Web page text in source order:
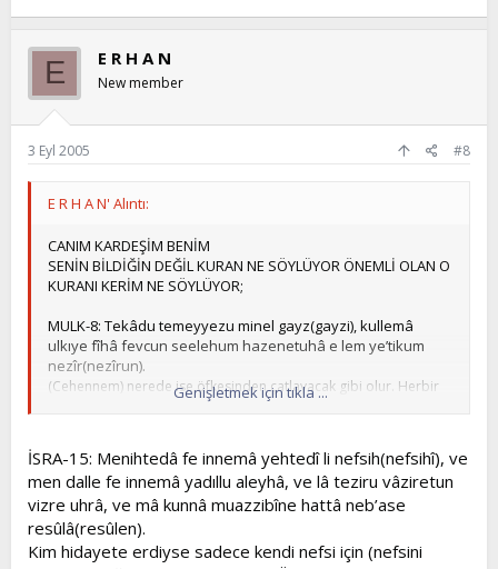
E E R H A N
New member
3 Eyl 2005 #8
E R H A N' Alıntı:
CANIM KARDEŞİM BENİM
SENİN BİLDİĞİN DEĞİL KURAN NE SÖYLÜYOR ÖNEMLİ OLAN O
KURANI KERİM NE SÖYLÜYOR;
MULK-8: Tekâdu temeyyezu minel gayz(gayzi), kullemâ
ulkıye fîhâ fevcun seelehum hazenetuhâ e lem ye’tikum
nezîr(nezîrun).
(Cehennem) nerede ise öfkesinden çatlayacak gibi olur. Herbir
grup oraya (cehenneme) atıldığında, cehennem bekçileri
HİÇ KİMSE YOKTUR Kİ TEBLİĞE MUHATAB OLMASIN DA
CEHENNEME GİTSİN
Genişletmek için tıkla ...
İSRA-15: Menihtedâ fe innemâ yehtedî li nefsih(nefsihî), ve
men dalle fe innemâ yadıllu aleyhâ, ve lâ teziru vâziretun
vizre uhrâ, ve mâ kunnâ muazzibîne hattâ neb’ase
resûlâ(resûlen).
Kim hidayete erdiyse sadece kendi nefsi için (nefsini